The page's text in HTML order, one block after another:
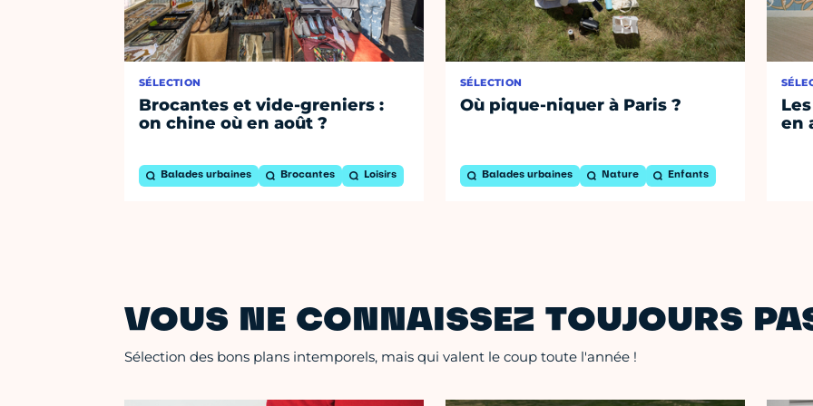
SÉLECTION
Brocantes et vide-greniers :
on chine où en août ?
Balades urbaines Brocantes Loisirs
SÉLECTION
Où pique-niquer à Paris ?
Balades urbaines Nature Enfants
en
VOUS NE CONNAISSEZ TOUJOURS
Sélection des bons plans intemporels, mais qui valent le coup toute l'année !